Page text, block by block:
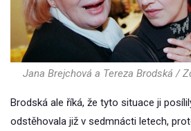
Jana Brejchová a Tereza Brodská /
Brodská ale říká, že tyto situace ji
odstěhovala již v sedmnácti letech,